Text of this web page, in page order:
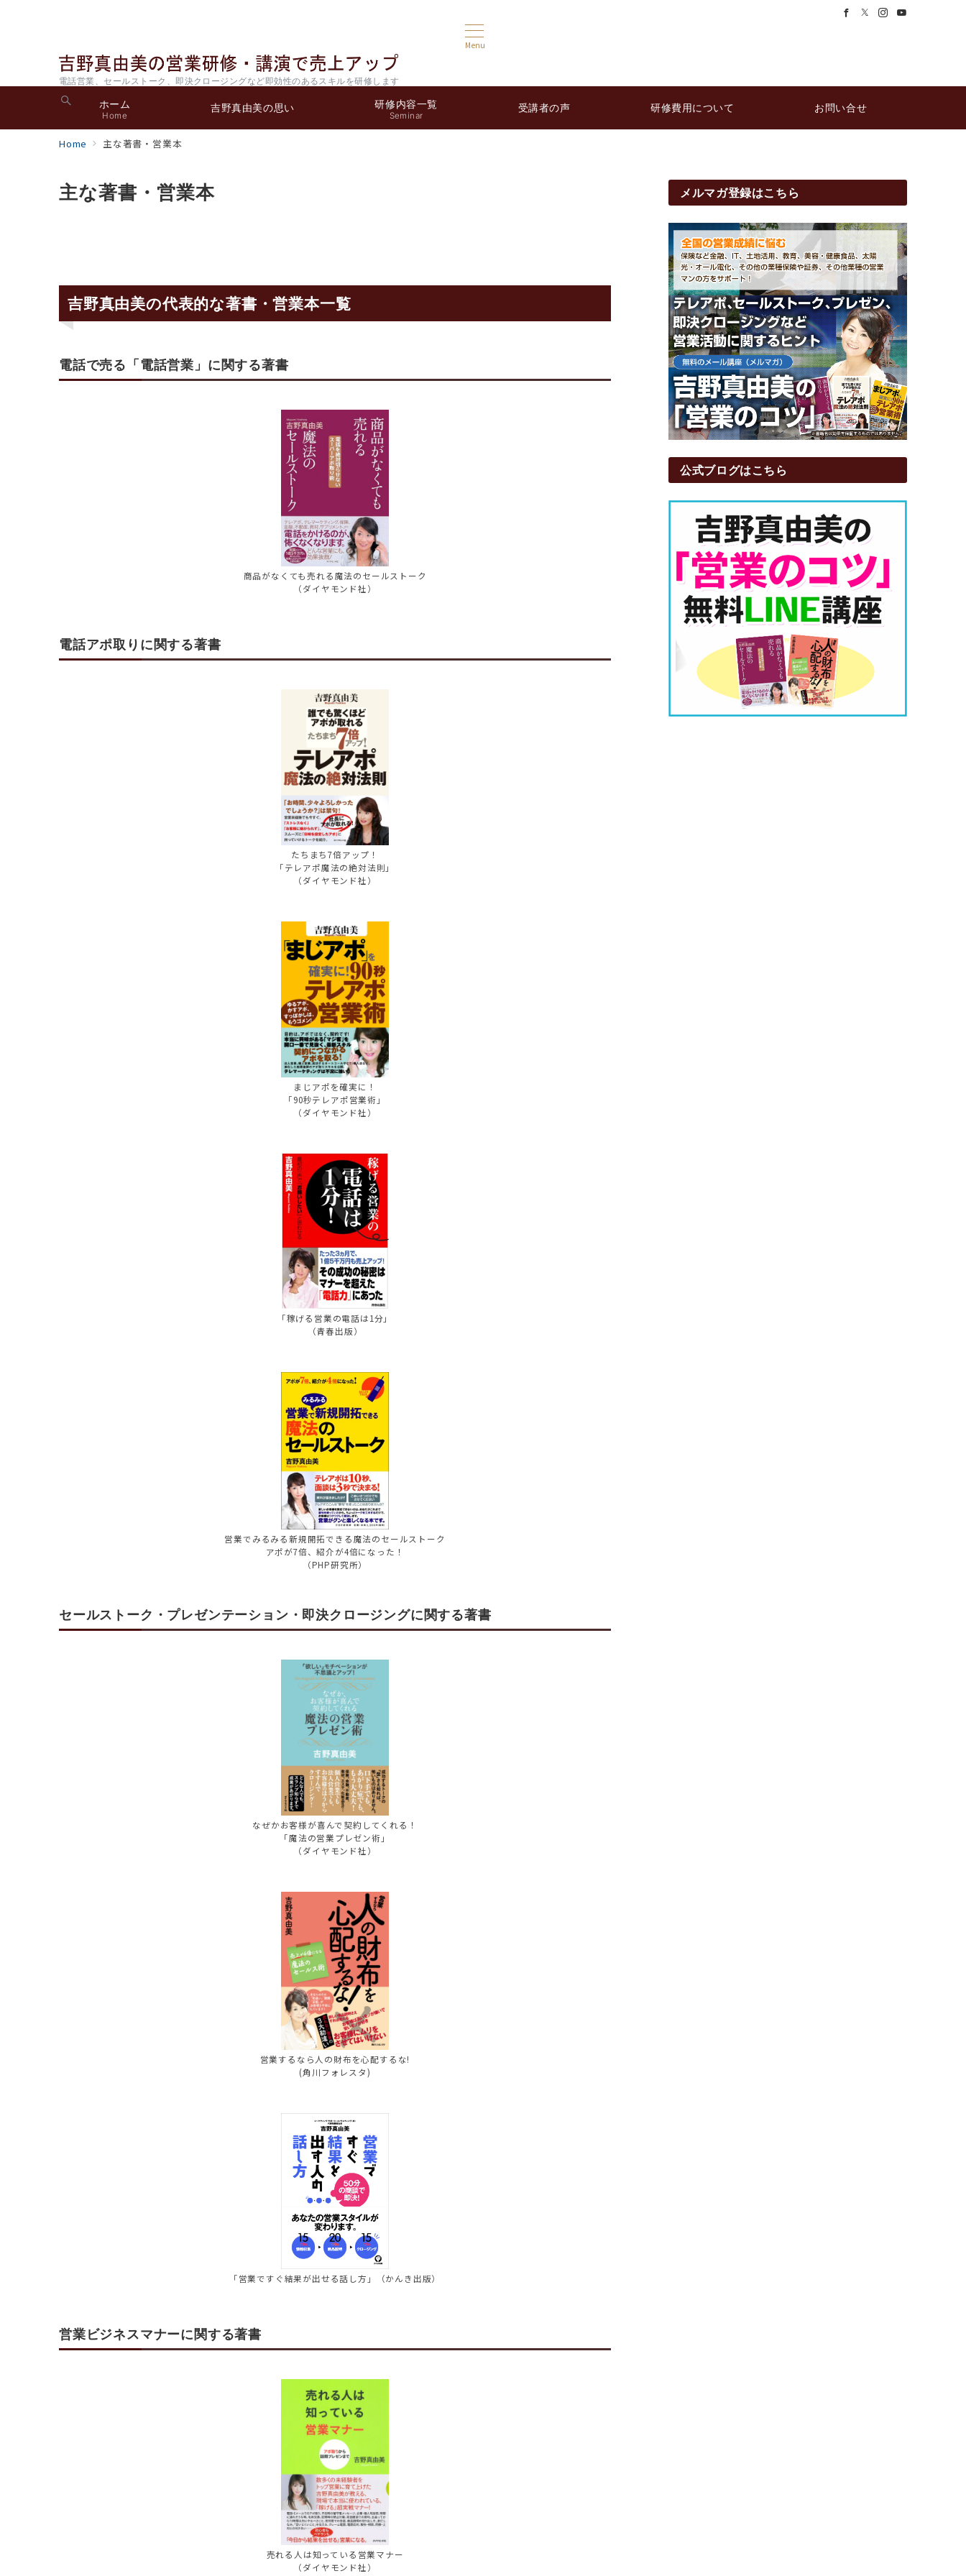
Menu
電話営業、セールストーク、即決クロージングなど即効性のあるスキルを研修します
ホーム
Home
吉野真由美の思い 研修内容一覧
Seminar
受講者の声 研修費用について お問い合せ
Home 主な著書・営業本
主な著書・営業本
吉野真由美の代表的な著書・営業本一覧
電話で売る「電話営業」に関する著書
商品がなくても売れる魔法のセールストーク
（ダイヤモンド社）
電話アポ取りに関する著書
たちまち7倍アップ！
「テレアポ魔法の絶対法則」
（ダイヤモンド社）
まじアポを確実に！
「90秒テレアポ営業術」
（ダイヤモンド社）
「稼げる営業の電話は1分」
（青春出版）
営業でみるみる新規開拓できる魔法のセールストーク
アポが7倍、紹介が4倍になった！
（PHP研究所）
セールストーク・プレゼンテーション・即決クロージングに関する著書
なぜかお客様が喜んで契約してくれる！
「魔法の営業プレゼン術」
（ダイヤモンド社）
営業するなら人の財布を心配するな!
(角川フォレスタ)
「営業ですぐ結果が出せる話し方」（かんき出版）
営業ビジネスマナーに関する著書
売れる人は知っている営業マナー
（ダイヤモンド社）
メルマガ登録はこちら
公式ブログはこちら